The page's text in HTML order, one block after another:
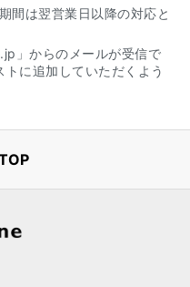
間は翌営業日以降の対応と
」からのメールが受信で
に追加していただくよう